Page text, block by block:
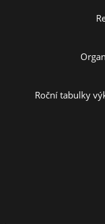
Roční tabulky